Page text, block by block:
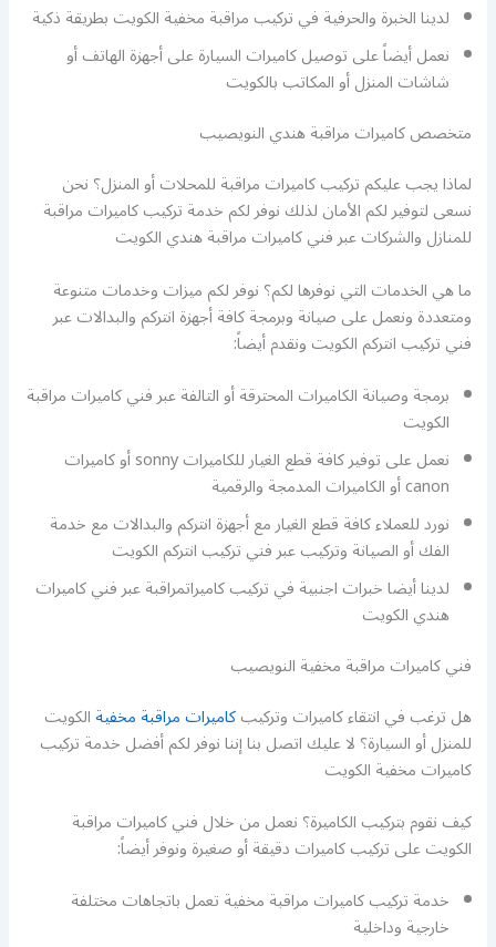
لدينا الخبرة والحرفية في تركيب مراقبة مخفية الكويت بطريقة ذكية
نعمل أيضاً على توصيل كاميرات السيارة على أجهزة الهاتف أو
شاشات المنزل أو المكاتب بالكويت
متخصص كاميرات مراقبة هندي النويصيب
لماذا يجب عليكم تركيب كاميرات مراقبة للمحلات أو المنزل؟ نحن
نسعى لتوفير لكم الأمان لذلك نوفر لكم خدمة تركيب كاميرات مراقبة
للمنازل والشركات عبر فني كاميرات مراقبة هندي الكويت
ما هي الخدمات التي نوفرها لكم؟ نوفر لكم ميزات وخدمات متنوعة
ومتعددة ونعمل على صيانة وبرمجة كافة أجهزة انتركم والبدالات عبر
فني تركيب انتركم الكويت ونقدم أيضاً:
برمجة وصيانة الكاميرات المحترقة أو التالفة عبر فني كاميرات مراقبة
الكويت
نعمل على توفير كافة قطع الغيار للكاميرات sonny أو كاميرات
canon أو الكاميرات المدمجة والرقمية
نورد للعملاء كافة قطع الغيار مع أجهزة انتركم والبدالات مع خدمة
الفك أو الصيانة وتركيب عبر فني تركيب انتركم الكويت
لدينا أيضا خبرات اجنبية في تركيب كاميراتمراقبة عبر فني كاميرات
هندي الكويت
فني كاميرات مراقبة مخفية النويصيب
هل ترغب في انتقاء كاميرات وتركيبكاميرات مراقبة مخفيةالكويت
للمنزل أو السيارة؟ لا عليك اتصل بنا إننا نوفر لكم أفضل خدمة تركيب
كاميرات مخفية الكويت
كيف نقوم بتركيب الكاميرة؟ نعمل من خلال فني كاميرات مراقبة
الكويت على تركيب كاميرات دقيقة أو صغيرة ونوفر أيضاً:
خدمة تركيب كاميرات مراقبة مخفية تعمل باتجاهات مختلفة
خارجية وداخلية